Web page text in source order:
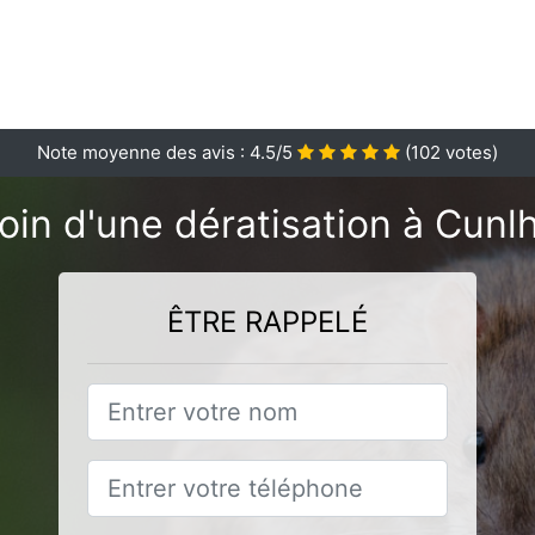
Note moyenne des avis : 4.5/5 (102 votes)
d'une dératisation à
ÊTRE RAPPELÉ